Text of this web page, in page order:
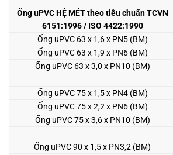
Ống uPVC HỆ MÉT theo tiêu chuẩn TCVN
6151:1996 / ISO 4422:1990
Ống uPVC 63 x 1,6 x PN5 (BM)
Ống uPVC 63 x 1,9 x PN6 (BM)
Ống uPVC 63 x 3,0 x PN10 (BM)
Ống uPVC 75 x 1,5 x PN4 (BM)
Ống uPVC 75 x 2,2 x PN6 (BM)
Ống uPVC 75 x 3,6 x PN10 (BM)
Ống uPVC 90 x 1,5 x PN3,2 (BM)